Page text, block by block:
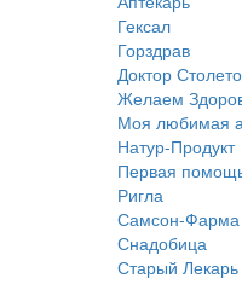
Гексал
Горздрав
Доктор
Желаем
Моя любимая
Натур-Продукт
Первая
Ригла
Самсон-Фарма
Снадобица
Старый Лекарь